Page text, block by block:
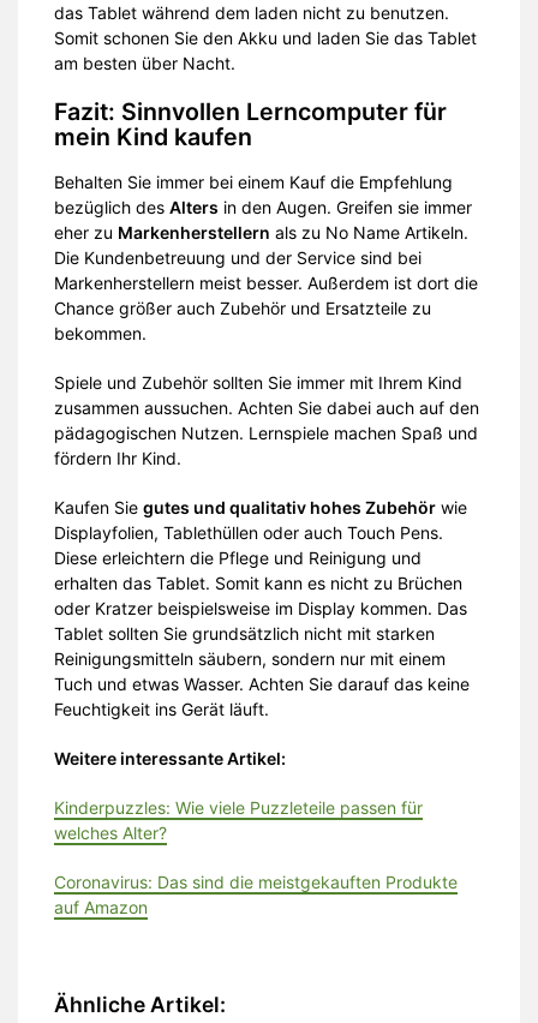
das Tablet während dem laden nicht zu benutzen.
Somit schonen Sie den Akku und laden Sie das Tablet
am besten über Nacht.
Fazit: Sinnvollen Lerncomputer für
mein Kind kaufen
Behalten Sie immer bei einem Kauf die Empfehlung
bezüglich des Alters in den Augen. Greifen sie immer
eher zu Markenherstellern als zu No Name Artikeln.
Die Kundenbetreuung und der Service sind bei
Markenherstellern meist besser. Außerdem ist dort die
Chance größer auch Zubehör und Ersatzteile zu
bekommen.
Spiele und Zubehör sollten Sie immer mit Ihrem Kind
zusammen aussuchen. Achten Sie dabei auch auf den
pädagogischen Nutzen. Lernspiele machen Spaß und
fördern Ihr Kind.
Kaufen Sie gutes und qualitativ hohes Zubehör wie
Displayfolien, Tablethüllen oder auch Touch Pens.
Diese erleichtern die Pflege und Reinigung und
erhalten das Tablet. Somit kann es nicht zu Brüchen
oder Kratzer beispielsweise im Display kommen. Das
Tablet sollten Sie grundsätzlich nicht mit starken
Reinigungsmitteln säubern, sondern nur mit einem
Tuch und etwas Wasser. Achten Sie darauf das keine
Feuchtigkeit ins Gerät läuft.
Weitere interessante Artikel:
Kinderpuzzles: Wie viele Puzzleteile passen für
welches Alter?
Coronavirus: Das sind die meistgekauften Produkte
auf Amazon
Ähnliche Artikel: